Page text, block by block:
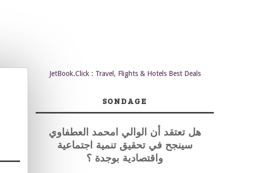
JetBook.Click : Travel, Flights & Hotels Best Deals
SONDAGE
هل تعتقد أن الوالي امحمد العطفاوي
سينجح في تحقيق تنمية اجتماعية
واقتصادية بوجدة ؟